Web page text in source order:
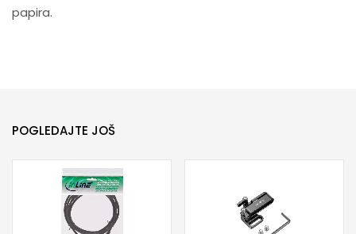
papira.
POGLEDAJTE JOŠ